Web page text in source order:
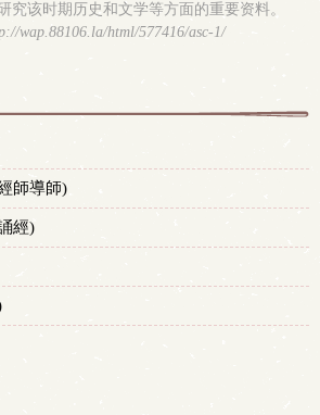
究该时期历史和文学等方面的重要资料。
wap.88106.la/html/577416/asc-1/
師導師)
經)